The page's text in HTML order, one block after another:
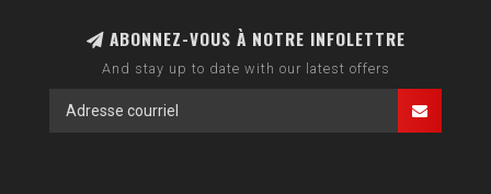
ABONNEZ-VOUS À NOTRE INFOLETTRE
And stay up to date with our latest offers